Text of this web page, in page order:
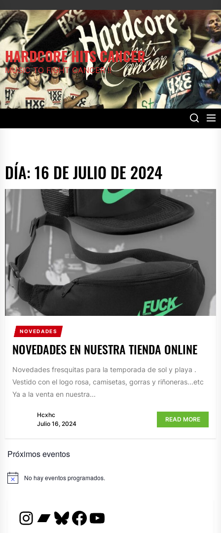
Skip
to
the
content
HARDCORE HITS CANCER
MUSIC TO FIGHT CANCER !!
DÍA:16 DE JULIO DE 2024
NOVEDADES
NOVEDADES EN NUESTRA TIENDA ONLINE
Novedades fresquitas para la temporada de sol y playa .
Vestido con el logo rosa, camisetas, gorras y riñoneras...etc
Ya a la venta en nuestra...
Hcxhc
Julio 16, 2024
READ MORE
Próximos eventos
Aviso No hay eventos programados.
Instagram
Bandcamp
Bluesky
Facebook
YouTube